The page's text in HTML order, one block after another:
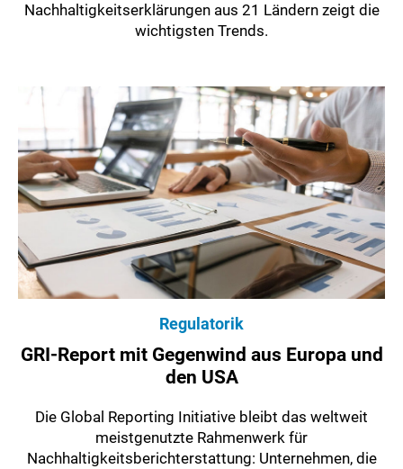
Nachhaltigkeitserklärungen aus 21 Ländern zeigt die
wichtigsten Trends.
Regulatorik
GRI-Report mit Gegenwind aus Europa und
den USA
Die Global Reporting Initiative bleibt das weltweit
meistgenutzte Rahmenwerk für
Nachhaltigkeitsberichterstattung: Unternehmen, die